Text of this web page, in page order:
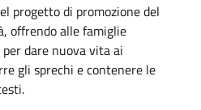
progetto di promozione del
offrendo alle famiglie
dare nuova vita ai
gli sprechi e contenere le